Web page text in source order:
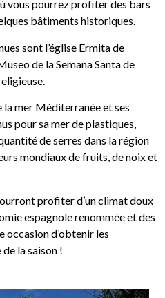
vous pourrez profiter des bars
bâtiments historiques.
sont l’église Ermita de
de la Semana Santa de
la mer Méditerranée et ses
pour sa mer de plastiques,
de serres dans la région
mondiaux de fruits, de noix et
profiter d’un climat doux
espagnole renommée et des
occasion d’obtenir les
la saison !